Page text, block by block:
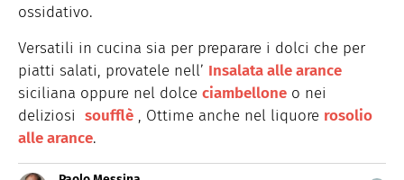
ossidativo.
Versatili in cucina sia per preparare i dolci che per
piatti salati, provatele nell’ Insalata alle arance
siciliana oppure nel dolce ciambellone o nei
deliziosi soufflè , Ottime anche nel liquore rosolio
alle arance.